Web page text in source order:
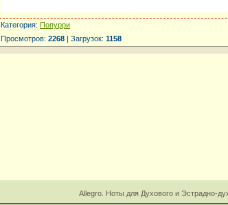
Категория: Попурри
Просмотров: 2268 | Загрузок: 1158
Allegro. Ноты для Духового и Эстрадно-